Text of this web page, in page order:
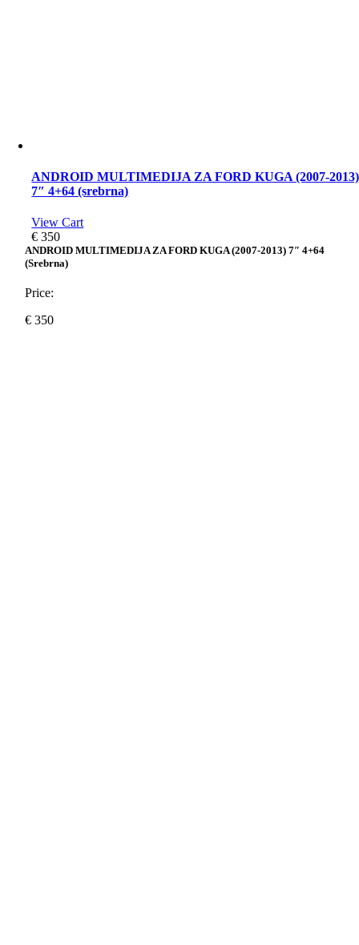
ANDROID MULTIMEDIJA ZA FORD KUGA (2007-2013)
7″ 4+64 (srebrna)
View Cart
€ 350
ANDROID MULTIMEDIJA ZA FORD KUGA (2007-2013) 7″ 4+64
(srebrna)
Price:
€ 350